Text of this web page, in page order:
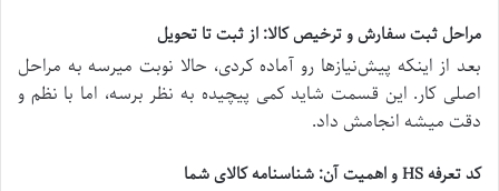
مراحل ثبت سفارش و ترخیص کالا: از ثبت تا تحویل
بعد از اینکه پیش‌نیازها رو آماده کردی، حالا نوبت میرسه به مراحل
اصلی کار. این قسمت شاید کمی پیچیده به نظر برسه، اما با نظم و
دقت میشه انجامش داد.
کد تعرفه HS و اهمیت آن: شناسنامه کالای شما